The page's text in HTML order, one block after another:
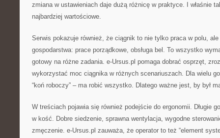
zmiana w ustawieniach daje dużą różnicę w praktyce. I właśnie
najbardziej wartościowe.
Serwis pokazuje również, że ciągnik to nie tylko praca w polu, ale
gospodarstwa: prace porządkowe, obsługa bel. To wszystko
gotowy na różne zadania. e-Ursus.pl pomaga dobrać osprzęt,
wykorzystać moc ciągnika w różnych scenariuszach. Dla wielu
“koń roboczy” – ma robić wszystko. Dlatego ważne jest, by był
W treściach pojawia się również podejście do ergonomii. Długie
w kość. Dobre siedzenie, sprawna wentylacja, wygodne
zmęczenie. e-Ursus.pl zauważa, że operator to też “element